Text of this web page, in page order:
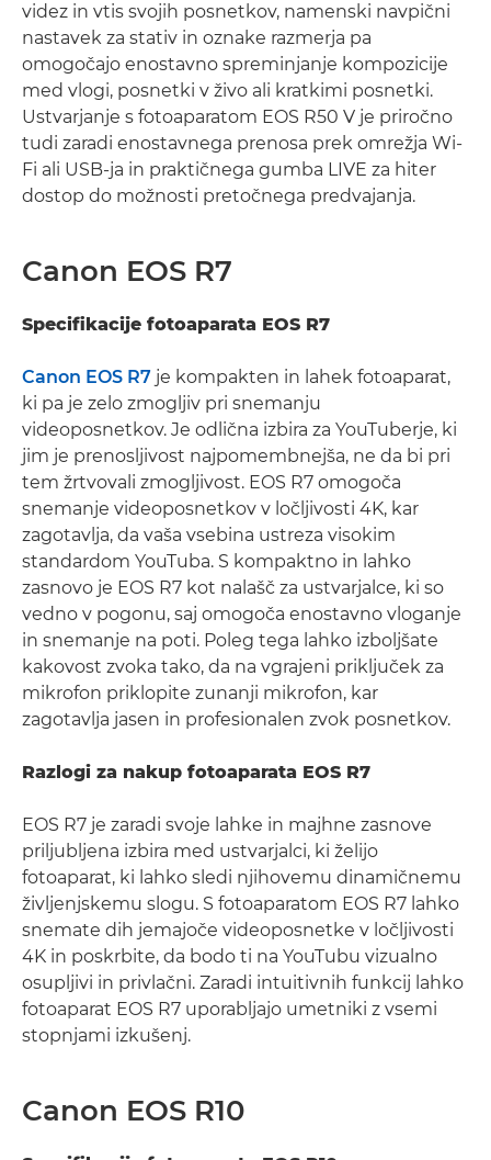
videz in vtis svojih posnetkov, namenski navpični
nastavek za stativ in oznake razmerja pa
omogočajo enostavno spreminjanje kompozicije
med vlogi, posnetki v živo ali kratkimi posnetki.
Ustvarjanje s fotoaparatom EOS R50 V je priročno
tudi zaradi enostavnega prenosa prek omrežja Wi-
Fi ali USB-ja in praktičnega gumba LIVE za hiter
dostop do možnosti pretočnega predvajanja.
Canon EOS R7
Specifikacije fotoaparata EOS R7
Canon EOS R7 je kompakten in lahek fotoaparat,
ki pa je zelo zmogljiv pri snemanju
videoposnetkov. Je odlična izbira za YouTuberje, ki
jim je prenosljivost najpomembnejša, ne da bi pri
tem žrtvovali zmogljivost. EOS R7 omogoča
snemanje videoposnetkov v ločljivosti 4K, kar
zagotavlja, da vaša vsebina ustreza visokim
standardom YouTuba. S kompaktno in lahko
zasnovo je EOS R7 kot nalašč za ustvarjalce, ki so
vedno v pogonu, saj omogoča enostavno vloganje
in snemanje na poti. Poleg tega lahko izboljšate
kakovost zvoka tako, da na vgrajeni priključek za
mikrofon priklopite zunanji mikrofon, kar
zagotavlja jasen in profesionalen zvok posnetkov.
Razlogi za nakup fotoaparata EOS R7
EOS R7 je zaradi svoje lahke in majhne zasnove
priljubljena izbira med ustvarjalci, ki želijo
fotoaparat, ki lahko sledi njihovemu dinamičnemu
življenjskemu slogu. S fotoaparatom EOS R7 lahko
snemate dih jemajoče videoposnetke v ločljivosti
4K in poskrbite, da bodo ti na YouTubu vizualno
osupljivi in privlačni. Zaradi intuitivnih funkcij lahko
fotoaparat EOS R7 uporabljajo umetniki z vsemi
stopnjami izkušenj.
Canon EOS R10